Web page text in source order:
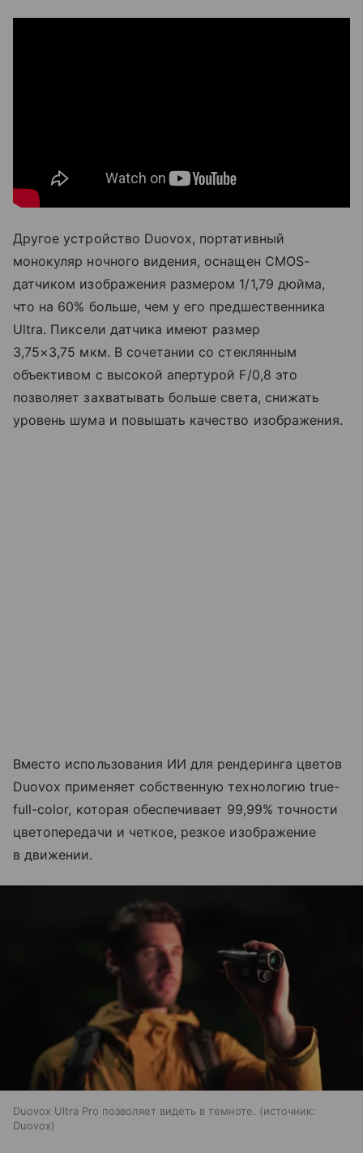
Другое устройство Duovox, портативный
монокуляр ночного видения, оснащен CMOS-
датчиком изображения размером 1/1,79 дюйма,
что на 60% больше, чем у его предшественника
Ultra. Пиксели датчика имеют размер
3,75×3,75 мкм. В сочетании со стеклянным
объективом с высокой апертурой F/0,8 это
позволяет захватывать больше света, снижать
уровень шума и повышать качество изображения.
Вместо использования ИИ для рендеринга цветов
Duovox применяет собственную технологию true-
full-color, которая обеспечивает 99,99% точности
цветопередачи и четкое, резкое изображение
в движении.
Duovox Ultra Pro позволяет видеть в темноте.
источник:
Duovox